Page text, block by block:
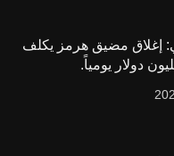
إغلاق مضيق هرمز يكلف